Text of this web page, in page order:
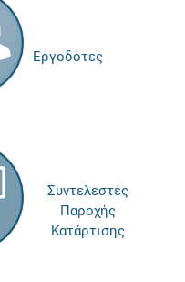
Εργοδότες
Συντελεστές
Παροχής
Κατάρτισης